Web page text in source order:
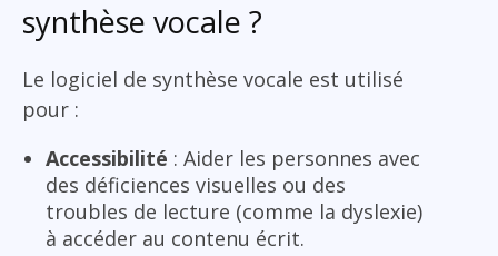
synthèse vocale ?
Le logiciel de synthèse vocale est utilisé
pour :
Accessibilité : Aider les personnes avec
des déficiences visuelles ou des
troubles de lecture (comme la dyslexie)
à accéder au contenu écrit.